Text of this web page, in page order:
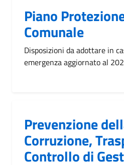
Piano
Comunale
Disposizioni da adottare in
emergenza aggiornato al
Prevenzione
Corruzione,
Controllo di